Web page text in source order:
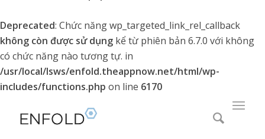
Deprecated: Chức năng wp_targeted_link_rel_callback
không còn được sử dụng kể từ phiên bản 6.7.0 với không
có chức năng nào tương tự. in
/usr/local/lsws/enfold.theappnow.net/html/wp-
includes/functions.php on line 6170